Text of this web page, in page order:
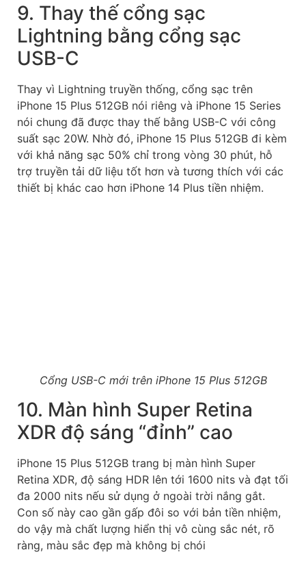
9. Thay thế cổng sạc
Lightning bằng cổng sạc
USB-C
Thay vì Lightning truyền thống, cổng sạc trên
iPhone 15 Plus 512GB nói riêng và iPhone 15 Series
nói chung đã được thay thế bằng USB-C với công
suất sạc 20W. Nhờ đó, iPhone 15 Plus 512GB đi kèm
với khả năng sạc 50% chỉ trong vòng 30 phút, hỗ
trợ truyền tải dữ liệu tốt hơn và tương thích với các
thiết bị khác cao hơn iPhone 14 Plus tiền nhiệm.
Cổng USB-C mới trên iPhone 15 Plus 512GB
10. Màn hình Super Retina
XDR độ sáng “đỉnh” cao
iPhone 15 Plus 512GB trang bị màn hình Super
Retina XDR, độ sáng HDR lên tới 1600 nits và đạt tối
đa 2000 nits nếu sử dụng ở ngoài trời nắng gắt.
Con số này cao gần gấp đôi so với bản tiền nhiệm,
do vậy mà chất lượng hiển thị vô cùng sắc nét, rõ
ràng, màu sắc đẹp mà không bị chói